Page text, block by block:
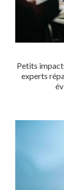
Petits
experts